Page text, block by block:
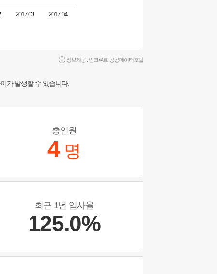
2017.03 2017.04
정보제공 : 인크루트 공공데이터포털
가 발생할 수 있습니다.
총인원
4 명
최근 1년 입사율
125.0%